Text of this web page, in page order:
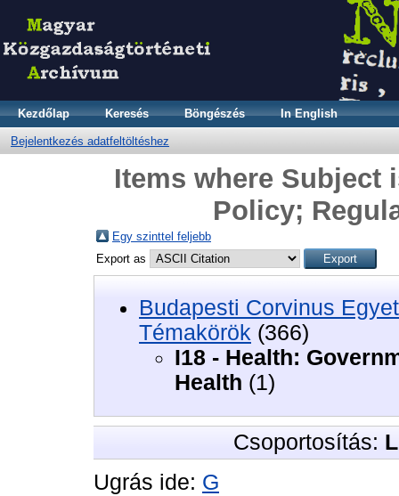
Kezdőlap Keresés Böngészés In English
Bejelentkezés adatfeltöltéshez
Items where Subject
Policy;
Egy szinttel feljebb
Export as
Budapesti Corvinus
Témakörök (366)
I18 - Health:
Health (1)
Csoportosítás:
Ugrás ide: G